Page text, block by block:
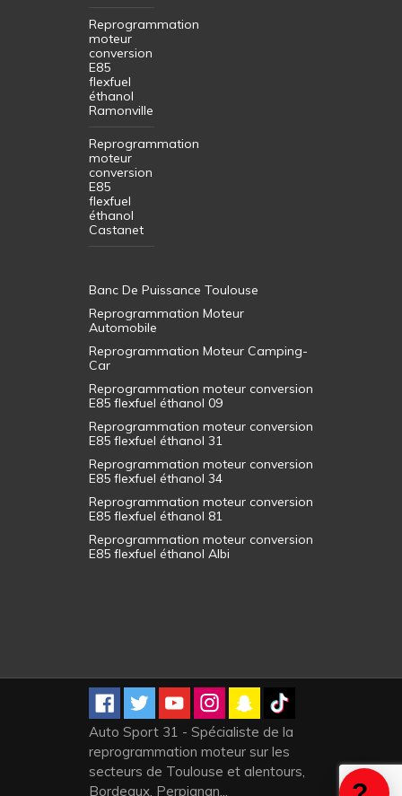
Reprogrammation
moteur
conversion
E85
flexfuel
éthanol
Ramonville
Reprogrammation
moteur
conversion
E85
flexfuel
éthanol
Castanet
Banc De Puissance Toulouse
Reprogrammation Moteur
Automobile
Reprogrammation Moteur Camping-
Car
Reprogrammation moteur conversion
E85 flexfuel éthanol 09
Reprogrammation moteur conversion
E85 flexfuel éthanol 31
Reprogrammation moteur conversion
E85 flexfuel éthanol 34
Reprogrammation moteur conversion
E85 flexfuel éthanol 81
Reprogrammation moteur conversion
E85 flexfuel éthanol Albi
Auto Sport 31 - Spécialiste de la
reprogrammation moteur sur les
secteurs de Toulouse et alentours,
Bordeaux, Perpignan...